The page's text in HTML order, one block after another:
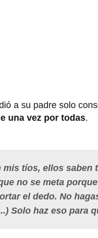
a su padre solo
una vez por todas.
mis tíos, ellos saben
no se meta
el dedo. No
Solo haz eso para